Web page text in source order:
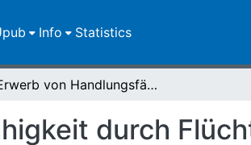
Info Statistics
Erwerb von Handlungsfähigkeit durch Flüchtlingsfrauen: Migration als Sozialisation?
durch